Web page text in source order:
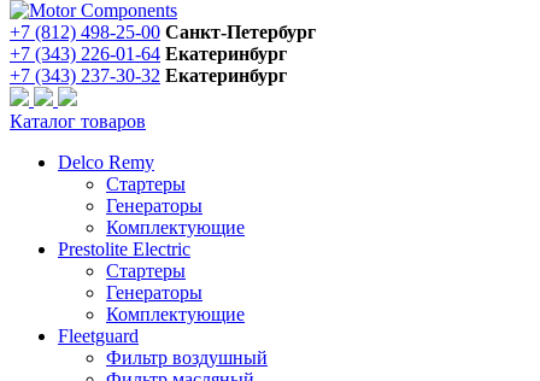
+7 (812) 498-25-00 Санкт-Петербург
+7 (343) 226-01-64 Екатеринбург
+7 (343) 237-30-32 Екатеринбург
Каталог товаров
Delco Remy
Стартеры
Генераторы
Комплектующие
Prestolite Electric
Стартеры
Генераторы
Комплектующие
Fleetguard
Фильтр воздушный